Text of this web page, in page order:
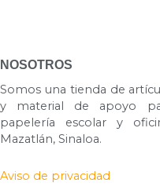
NOSOTROS
Somos una tienda de
y material de apoyo
papelería escolar y
Mazatlán, Sinaloa.
Aviso de privacidad